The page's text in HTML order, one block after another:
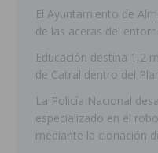
El Ayuntamiento de
de las aceras del
Educación destina 1,2
de Catral dentro del
La Policía Nacional
especializado en el
mediante la clonación